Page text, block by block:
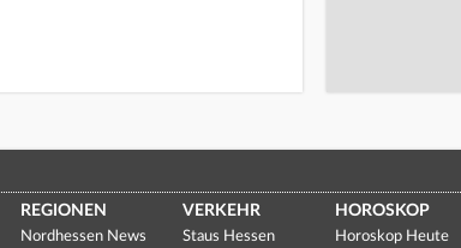
REGIONEN
Nordhessen News
VERKEHR
Staus Hessen
HOROSKOP
Horoskop Heute